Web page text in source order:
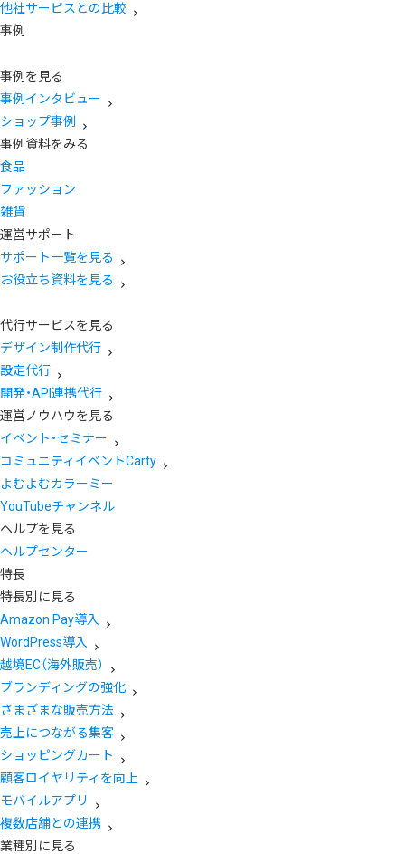
他社サービスとの比較
事例
事例を見る
事例インタビュー
ショップ事例
事例資料をみる
食品
ファッション
雑貨
運営サポート
サポート一覧を見る
お役立ち資料を見る
代行サービスを見る
デザイン制作代行
設定代行
開発・API連携代行
運営ノウハウを見る
イベント・セミナー
コミュニティイベントCarty
よむよむカラーミー
YouTubeチャンネル
ヘルプを見る
ヘルプセンター
特長
特長別に見る
Amazon Pay導入
WordPress導入
越境EC（海外販売）
ブランディングの強化
さまざまな販売方法
売上につながる集客
ショッピングカート
顧客ロイヤリティを向上
モバイルアプリ
複数店舗との連携
業種別に見る